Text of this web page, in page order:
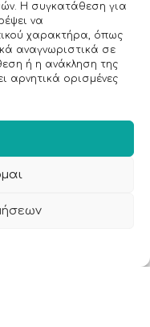
Η συγκατάθεση για
να
χαρακτήρα, όπως
αναγνωριστικά σε
ή η ανάκληση της
αρνητικά ορισμένες
μας!